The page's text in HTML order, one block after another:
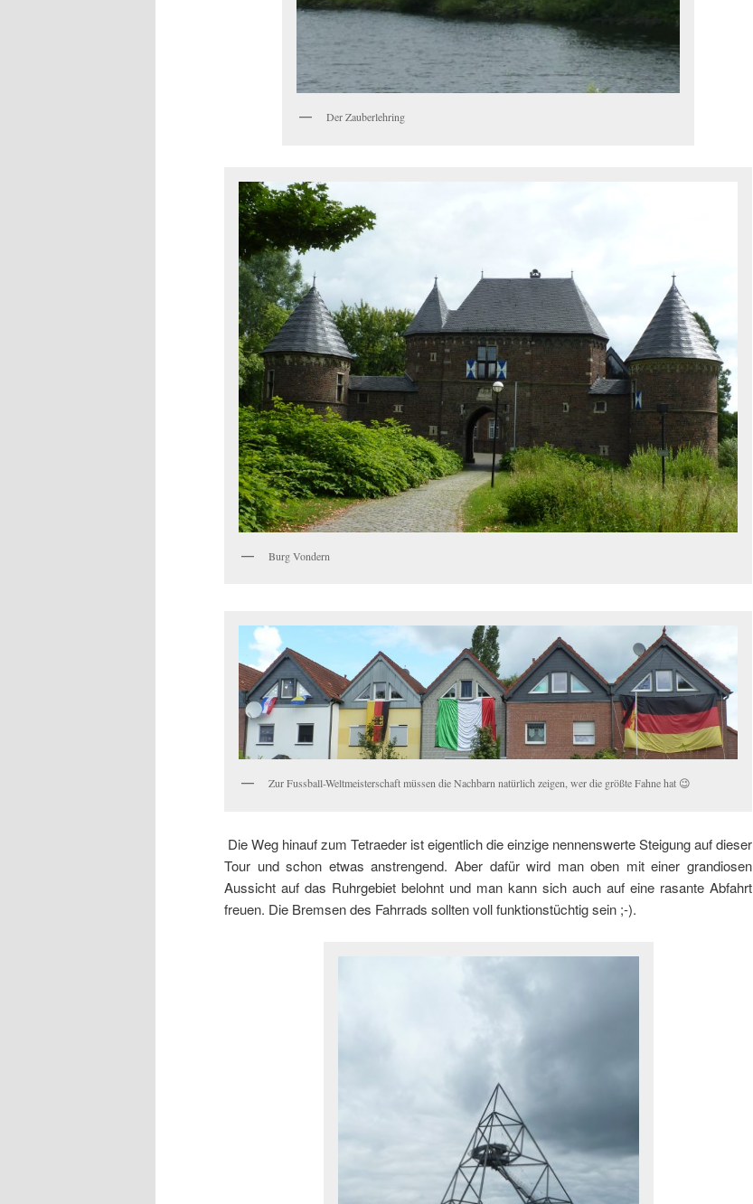
Der Zauberlehring
Burg Vondern
Zur Fussball-Weltmeisterschaft müssen die Nachbarn natürlich zeigen, wer die größte Fahne hat 😉
Die Weg hinauf zum Tetraeder ist eigentlich die einzige nennenswerte Steigung auf dieser
Tour und schon etwas anstrengend. Aber dafür wird man oben mit einer grandiosen
Aussicht auf das Ruhrgebiet belohnt und man kann sich auch auf eine rasante Abfahrt
freuen. Die Bremsen des Fahrrads sollten voll funktionstüchtig sein ;-).